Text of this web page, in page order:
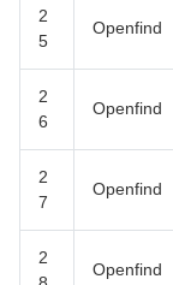
2
5
Openfind
2
6
Openfind
2
7
Openfind
2
Openfind